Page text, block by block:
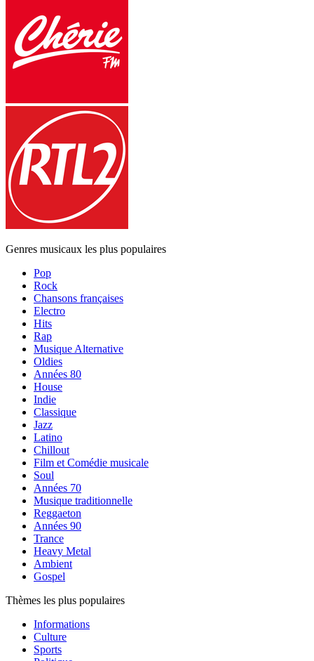
Genres musicaux les plus populaires
Pop
Rock
Chansons françaises
Electro
Hits
Rap
Musique Alternative
Oldies
Années 80
House
Indie
Classique
Jazz
Latino
Chillout
Film et Comédie musicale
Soul
Années 70
Musique traditionnelle
Reggaeton
Années 90
Trance
Heavy Metal
Ambient
Gospel
Thèmes les plus populaires
Informations
Culture
Sports